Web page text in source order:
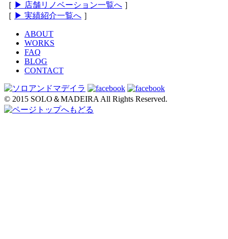
［ ▶ 店舗リノベーション一覧へ ］
［ ▶ 実績紹介一覧へ ］
ABOUT
WORKS
FAQ
BLOG
CONTACT
© 2015 SOLO＆MADEIRA All Rights Reserved.